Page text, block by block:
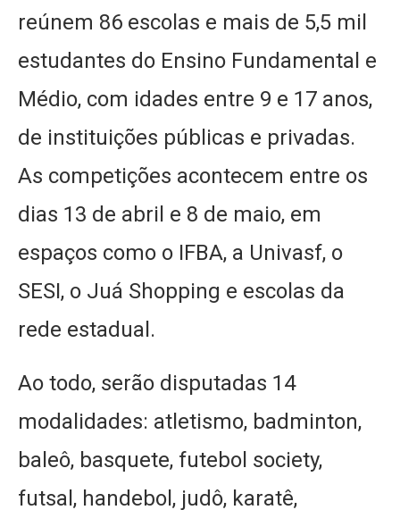
reúnem 86 escolas e mais de 5,5 mil
estudantes do Ensino Fundamental e
Médio, com idades entre 9 e 17 anos,
de instituições públicas e privadas.
As competições acontecem entre os
dias 13 de abril e 8 de maio, em
espaços como o IFBA, a Univasf, o
SESI, o Juá Shopping e escolas da
rede estadual.
Ao todo, serão disputadas 14
modalidades: atletismo, badminton,
baleô, basquete, futebol society,
futsal, handebol, judô, karatê,